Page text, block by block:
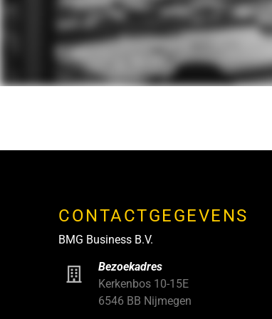
CONTACTGEGEVENS
BMG Business B.V.
Bezoekadres
Kerkenbos 10-15E
6546 BB Nijmegen